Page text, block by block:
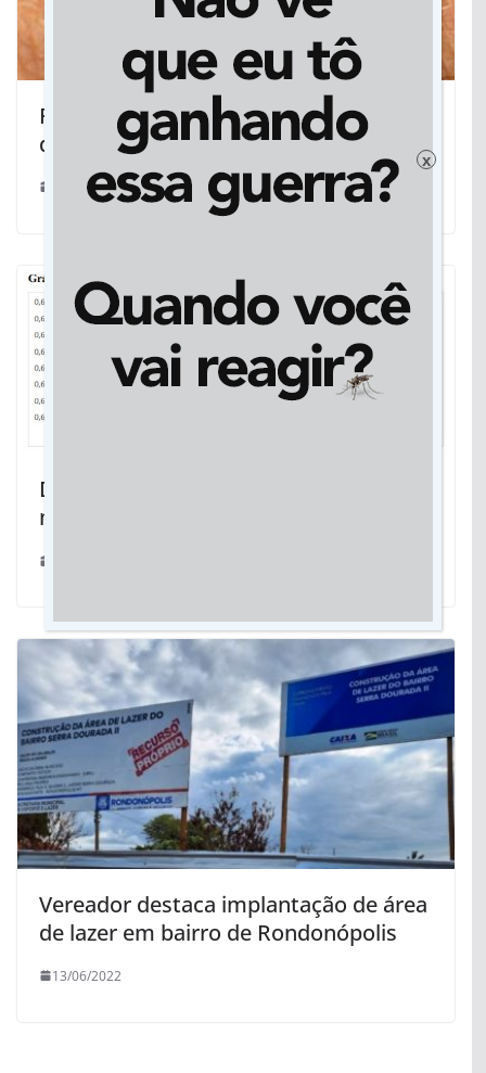
Falhas no saneamento causam surtos
de doenças em 26 cidades de MS
19/09/2018
Desigualdade bate recorde no Brasil,
mostra estudo da FGV
Vereador destaca implantação de área
de lazer em bairro de Rondonópolis
13/06/2022
x